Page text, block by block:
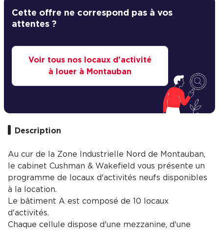
Cette offre ne correspond pas à vos
attentes ?
Voir tous nos locaux d'activité
à louer à Montauban
Description
Au cur de la Zone Industrielle Nord de Montauban,
le cabinet Cushman & Wakefield vous présente un
programme de locaux d'activités neufs disponibles
à la location.
Le bâtiment A est composé de 10 locaux
d'activités.
Chaque cellule dispose d'une mezzanine, d'une